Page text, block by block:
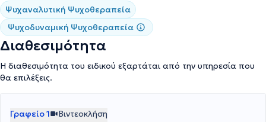
Ψυχαναλυτική Ψυχοθεραπεία
Ψυχοδυναμική Ψυχοθεραπεία
Διαθεσιμότητα
Η διαθεσιμότητα του ειδικού εξαρτάται από την υπηρεσία που
θα επιλέξεις.
Γραφείο 1 Βιντεοκλήση